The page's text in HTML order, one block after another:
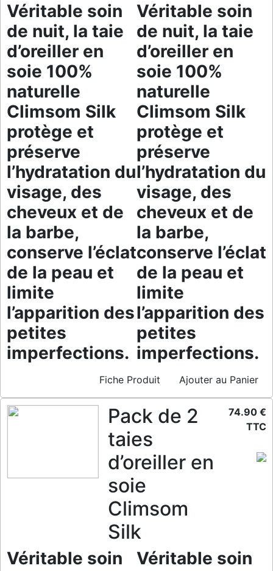
Véritable soin
de nuit, la taie
d’oreiller en
soie 100%
naturelle
Climsom Silk
protège et
préserve
l’hydratation du
visage, des
cheveux et de
la barbe,
conserve l’éclat
de la peau et
limite
l’apparition des
petites
imperfections.
Véritable soin
de nuit, la taie
d’oreiller en
soie 100%
naturelle
Climsom Silk
protège et
préserve
l’hydratation du
visage, des
cheveux et de
la barbe,
conserve l’éclat
de la peau et
limite
l’apparition des
petites
imperfections.
Fiche Produit Ajouter au Panier
Pack de 2
taies
d’oreiller en
soie
Climsom
Silk
Véritable soin
Véritable soin
74.90 €
TTC